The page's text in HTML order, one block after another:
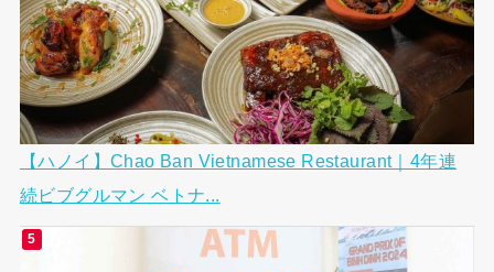
【ハノイ】Chao Ban Vietnamese Restaurant｜4年連
続ビブグルマン ベトナ...